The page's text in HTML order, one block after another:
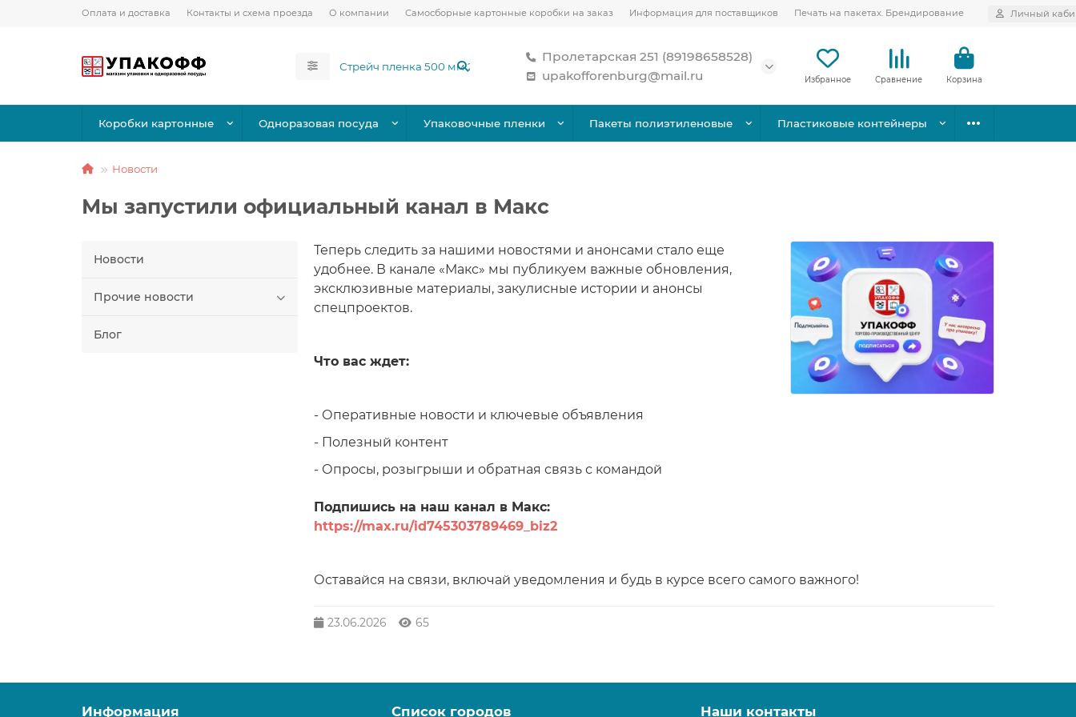
Оплата и доставка Контакты и схема проезда О компании Самосборные картонные коробки на заказ Информация для поставщиков Печать на пакетах. Брендирование Личный
Пролетарская 251 (89198658528)
upakofforenburg@mail.ru
Избранное Сравнение Корзина
Коробки картонные Одноразовая посуда Упаковочные пленки Пакеты полиэтиленовые Пластиковые контейнеры
Новости
Мы запустили официальный канал в Макс
Новости
Прочие новости
Блог
Теперь следить за нашими новостями и анонсами стало еще
удобнее. В канале «Макс» мы публикуем важные обновления,
эксклюзивные материалы, закулисные истории и анонсы
спецпроектов.
Что вас ждет:
- Оперативные новости и ключевые объявления
- Полезный контент
- Опросы, розыгрыши и обратная связь с командой
Подпишись на наш канал в Макс:
https://max.ru/id745303789469_biz2
Оставайся на связи, включай уведомления и будь в курсе всего самого важного!
23.06.2026 65
Информация Список городов Наши контакты